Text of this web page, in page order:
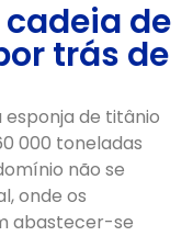
de
trás de
esponja de titânio
000 toneladas
não se
onde os
abastecer-se